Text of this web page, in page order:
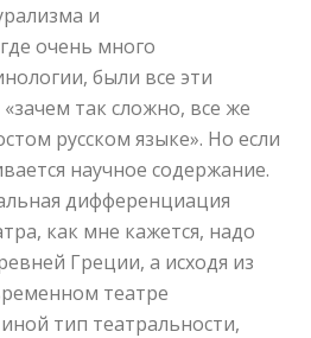
и
очень много
были все эти
так сложно, все же
русском языке». Но если
научное содержание.
дифференциация
как мне кажется, надо
Греции, а исходя из
театре
тип театральности,